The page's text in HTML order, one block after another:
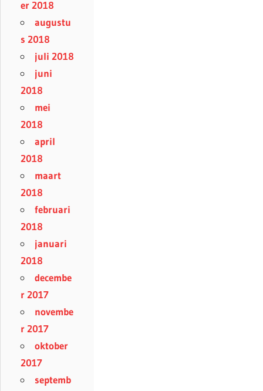
er 2018
augustu
s 2018
juli 2018
juni
2018
mei
2018
april
2018
maart
2018
februari
2018
januari
2018
decembe
r 2017
novembe
r 2017
oktober
2017
septemb